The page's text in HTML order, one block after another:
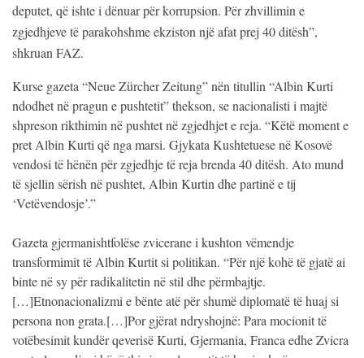
deputet, që ishte i dënuar për korrupsion. Për zhvillimin e
zgjedhjeve të parakohshme ekziston një afat prej 40 ditësh”,
shkruan FAZ.
Kurse gazeta “Neue Zürcher Zeitung” nën titullin “Albin Kurti
ndodhet në pragun e pushtetit” thekson, se nacionalisti i majtë
shpreson rikthimin në pushtet në zgjedhjet e reja. “Këtë moment e
pret Albin Kurti që nga marsi. Gjykata Kushtetuese në Kosovë
vendosi të hënën për zgjedhje të reja brenda 40 ditësh. Ato mund
të sjellin sërish në pushtet, Albin Kurtin dhe partinë e tij
‘Vetëvendosje’.”
Gazeta gjermanishtfolëse zvicerane i kushton vëmendje
transformimit të Albin Kurtit si politikan. “Për një kohë të gjatë ai
binte në sy për radikalitetin në stil dhe përmbajtje.
[…]Etnonacionalizmi e bënte atë për shumë diplomatë të huaj si
persona non grata.[…]Por gjërat ndryshojnë: Para mocionit të
votëbesimit kundër qeverisë Kurti, Gjermania, Franca edhe Zvicra